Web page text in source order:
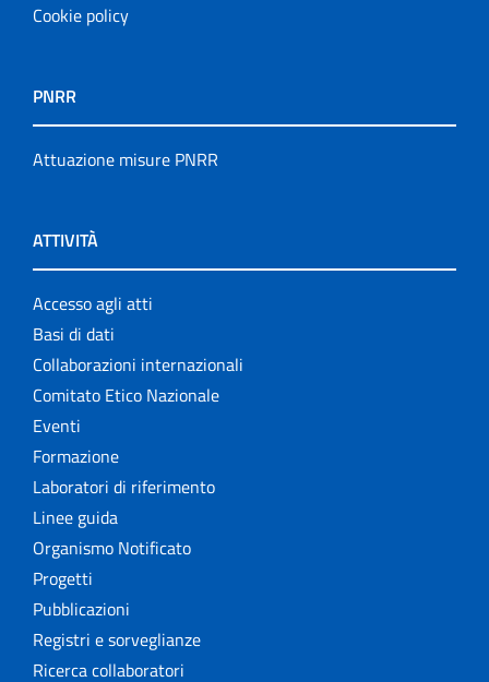
Rapporti ISTISAN
Servizi offerti
Strumenti di riferimento
The NECOBELAC project
Cookie policy
PNRR
Attuazione misure PNRR
ATTIVITÀ
Accesso agli atti
Basi di dati
Collaborazioni internazionali
Comitato Etico Nazionale
Eventi
Formazione
Laboratori di riferimento
Linee guida
Organismo Notificato
Progetti
Pubblicazioni
Registri e sorveglianze
Ricerca collaboratori